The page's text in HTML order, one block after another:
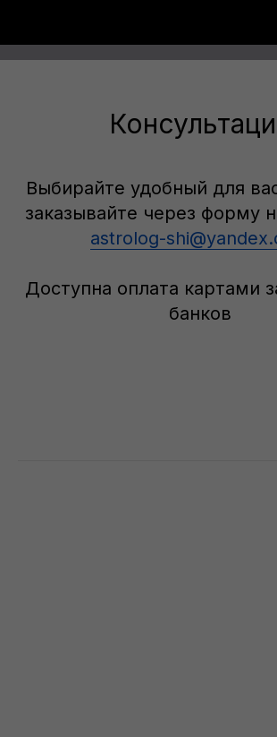
Выбирайте удобный для
заказывайте через форму
astrolog-
Доступна оплата картами
банков